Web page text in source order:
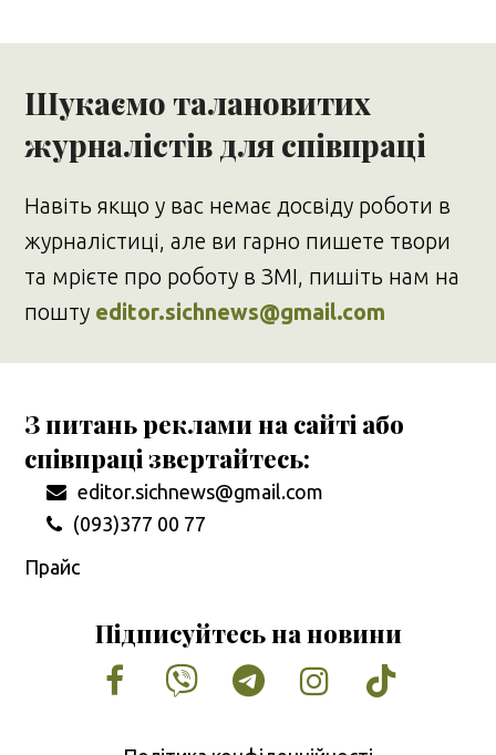
Шукаємо талановитих
журналістів для співпраці
Навіть якщо у вас немає досвіду роботи в
журналістиці, але ви гарно пишете твори
та мрієте про роботу в ЗМІ, пишіть нам на
пошту editor.sichnews@gmail.com
З питань реклами на сайті або
співпраці звертайтесь:
editor.sichnews@gmail.com
(093)377 00 77
Прайс
Підписуйтесь на новини
Facebook
VimeoTumblrInstagram
Tiktok